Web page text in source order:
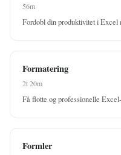
56m
Fordobl din produktivitet i Excel
Få adgang til
Formatering
2t 20m
Få flotte og professionelle
Få
Formler